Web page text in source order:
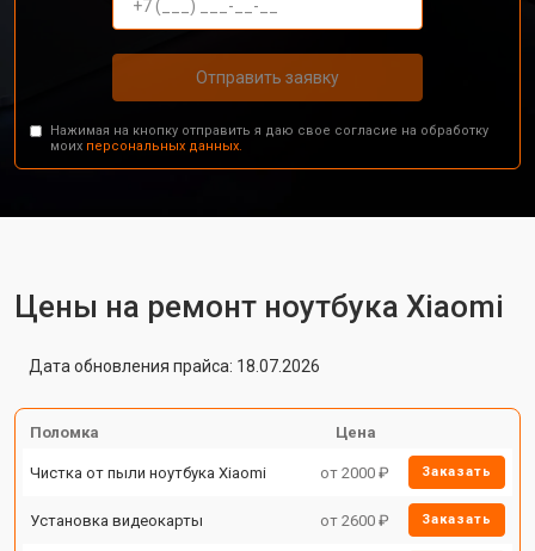
Отправить заявку
Нажимая на кнопку отправить я даю свое согласие на обработку
моих персональных данных.
Цены на ремонт ноутбука Xiaomi
Дата обновления прайса: 18.07.2026
Поломка Цена
Чистка от пыли ноутбука Xiaomi от 2000 ₽ Заказать
Установка видеокарты от 2600 ₽ Заказать